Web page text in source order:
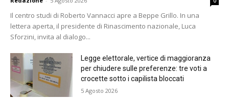
Il centro studi di Roberto Vannacci apre a Beppe Grillo. In una
lettera aperta, il presidente di Rinascimento nazionale, Luca
Sforzini, invita al dialogo...
Legge elettorale, vertice di maggioranza
per chiudere sulle preferenze: tre voti a
crocette sotto i capilista bloccati
5 Agosto 2026